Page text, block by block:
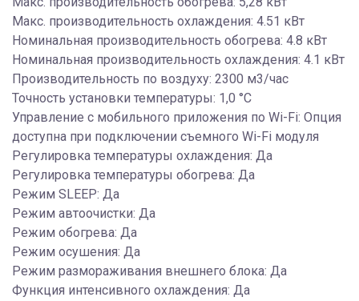
Макс. производительность охлаждения: 4.51 кВт
Номинальная производительность обогрева: 4.8 кВт
Номинальная производительность охлаждения: 4.1 кВт
Производительность по воздуху: 2300 м3/час
Точность установки температуры: 1,0 °С
Управление c мобильного приложения по Wi-Fi: Опция
доступна при подключении съемного Wi-Fi модуля
Регулировка температуры охлаждения: Да
Регулировка температуры обогрева: Да
Режим SLEEP: Да
Режим автоочистки: Да
Режим обогрева: Да
Режим осушения: Да
Режим размораживания внешнего блока: Да
Функция интенсивного охлаждения: Да